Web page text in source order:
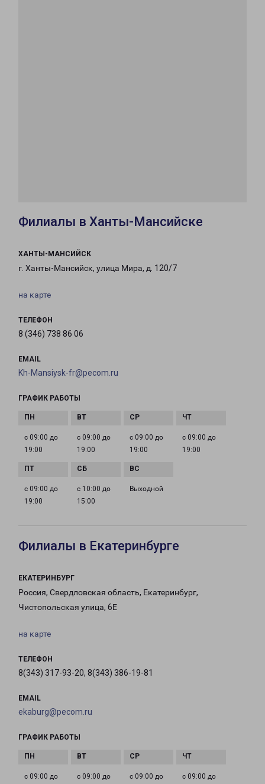
Филиалы в Ханты-Мансийске
ХАНТЫ-МАНСИЙСК
г. Ханты-Мансийск, улица Мира, д. 120/7
на карте
ТЕЛЕФОН
8 (346) 738 86 06
EMAIL
Kh-Mansiysk-fr@pecom.ru
ГРАФИК РАБОТЫ
с 09:00 до
19:00
с 09:00 до
19:00
с 09:00 до
19:00
с 09:00 до
19:00
с 09:00 до
19:00
с 10:00 до
15:00
Выходной
Филиалы в Екатеринбурге
ЕКАТЕРИНБУРГ
Россия, Свердловская область, Екатеринбург,
Чистопольская улица, 6Е
на карте
ТЕЛЕФОН
8(343) 317-93-20, 8(343) 386-19-81
EMAIL
ekaburg@pecom.ru
ГРАФИК РАБОТЫ
с 09:00 до с 09:00 до с 09:00 до с 09:00 до